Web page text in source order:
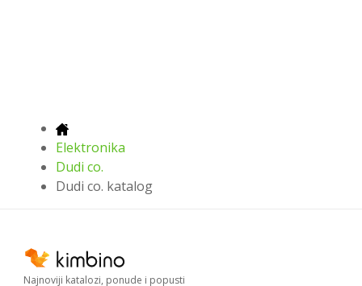
Elektronika
Dudi co.
Dudi co. katalog
Najnoviji katalozi, ponude i popusti